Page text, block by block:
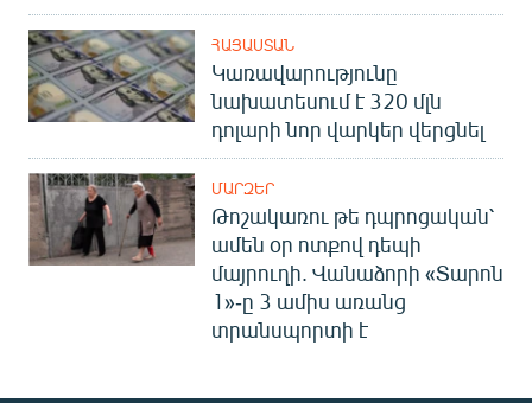
ՀԱՅԱՍՏԱՆ
Կառավարությունը
նախատեսում է 320 մլն
դոլարի նոր վարկեր վերցնել
ՄԱՐԶԵՐ
Թոշակառու թե դպրոցական՝
ամեն օր ոտքով դեպի
մայրուղի. Վանաձորի «Տարոն
1»-ը 3 ամիս առանց
տրանսպորտի է